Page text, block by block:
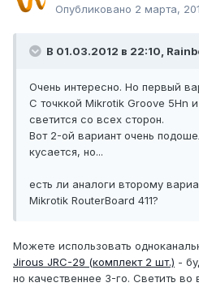
Опубликовано 2 марта,
В 01.03.2012 в 22:10,
Очень интересно. Но первый
С точккой Mikrotik Groove 5Hn
светится со всех сторон.
Вот 2-ой вариант очень
кусается, но...
есть ли аналоги второму
Mikrotik RouterBoard 411?
Можете использовать
Jirous JRC-29 (комплект 2 шт.) -
но качественнее 3-го. Светить во